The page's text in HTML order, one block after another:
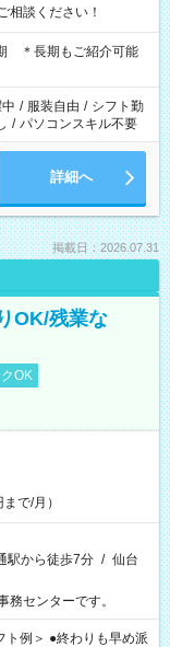
時間でご相談ください！
＊長期もご紹介可能
/ 服装自由 / シフト勤
/ パソコンスキル不要
詳細へ
掲載日：2026.07.31
OK/残業な
OK
で/月）
駅から徒歩7分 / 仙台
務センターです。